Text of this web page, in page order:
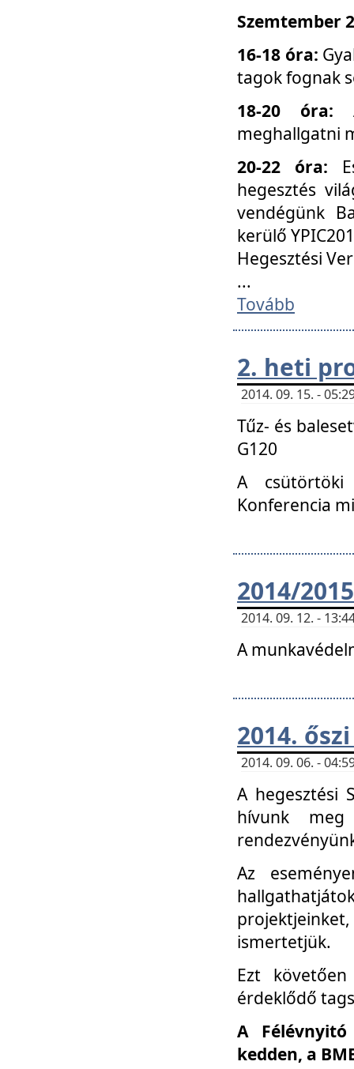
Szemtember
16-18 óra:
tagok fognak
18-20 óra:
meghallgatni
20-22 óra:
hegesztés
vendégünk
kerülő
Hegesztési
...
Tovább
2. heti
2014. 09. 15. -
Tűz- és
G120
A csütörtöki
Konferencia
2014/
2014. 09. 12. -
A
2014.
2014. 09. 06. -
A hegesztési
hívunk
Az
ismertetjük.
Ezt
érdeklődő
A
kedden, a